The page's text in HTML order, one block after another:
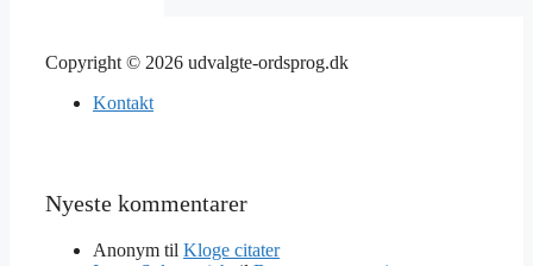
Copyright © 2026 udvalgte-ordsprog.dk
Kontakt
Nyeste kommentarer
Anonym til Kloge citater